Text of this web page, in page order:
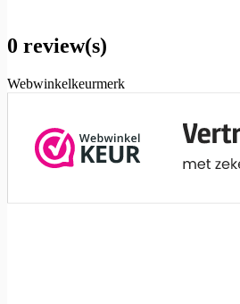
0 review(s)
Webwinkelkeurmerk